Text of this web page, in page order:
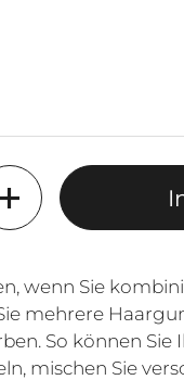
wenn Sie
mehrere
So können Sie
mischen Sie